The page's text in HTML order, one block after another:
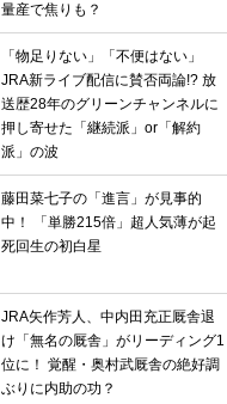
量産で焦りも？
「物足りない」「不便はない」
JRA新ライブ配信に賛否両論!? 放
送歴28年のグリーンチャンネルに
押し寄せた「継続派」or「解約
派」の波
藤田菜七子の「進言」が見事的
中！ 「単勝215倍」超人気薄が起
死回生の初白星
JRA矢作芳人、中内田充正厩舎退
け「無名の厩舎」がリーディング1
位に！ 覚醒・奥村武厩舎の絶好調
ぶりに内助の功？